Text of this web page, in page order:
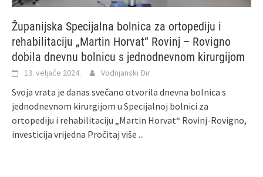
Županijska Specijalna bolnica za ortopediju i
rehabilitaciju „Martin Horvat“ Rovinj – Rovigno
dobila dnevnu bolnicu s jednodnevnom kirurgijom
13. veljače 2024. Vodnjanski Đir
Svoja vrata je danas svečano otvorila dnevna bolnica s
jednodnevnom kirurgijom u Specijalnoj bolnici za
ortopediju i rehabilitaciju „Martin Horvat“ Rovinj-Rovigno,
investicija vrijedna Pročitaj više ...